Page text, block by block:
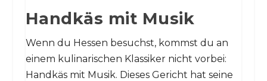
Handkäs mit Musik
Wenn du Hessen besuchst, kommst du an
einem kulinarischen Klassiker nicht vorbei:
Handkäs mit Musik. Dieses Gericht hat seine